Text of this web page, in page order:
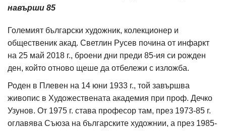
навърши 85
Големият български художник, колекционер и
общественик акад. Светлин Русев почина от инфаркт
на 25 май 2018 г., броени дни преди 85-ия си рожден
ден, който отново щеше да отбележи с изложба.
Роден в Плевен на 14 юни 1933 г., той завършва
живопис в Художествената академия при проф. Дечко
Узунов. От 1975 г. става професор там, през 1973-85 г.
оглавява Съюза на българските художнии, а през 1985-